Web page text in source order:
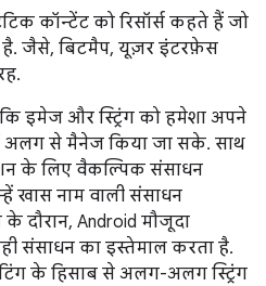
कॉन्टेंट को रिसॉर्स कहते हैं जो
जैसे, बिटमैप, यूज़र इंटरफ़ेस
इमेज और स्ट्रिंग को हमेशा अपने
अलग से मैनेज किया जा सके. साथ
के लिए वैकल्पिक संसाधन
खास नाम वाली संसाधन
के दौरान, Android मौजूदा
संसाधन का इस्तेमाल करता है.
के हिसाब से अलग-अलग स्ट्रिंग